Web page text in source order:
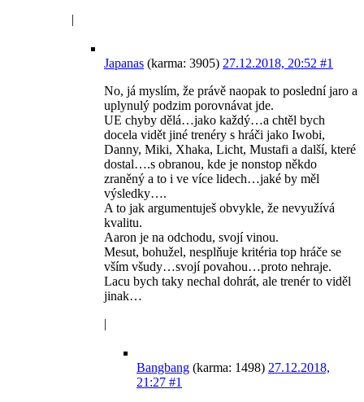
|
Japanas (karma: 3905) 27.12.2018, 20:52 #1
No, já myslím, že právě naopak to poslední jaro a
uplynulý podzim porovnávat jde.
UE chyby dělá…jako každý…a chtěl bych
docela vidět jiné trenéry s hráči jako Iwobi,
Danny, Miki, Xhaka, Licht, Mustafi a další, které
dostal….s obranou, kde je nonstop někdo
zraněný a to i ve více lidech…jaké by měl
výsledky….
A to jak argumentuješ obvykle, že nevyužívá
kvalitu.
Aaron je na odchodu, svojí vinou.
Mesut, bohužel, nesplňuje kritéria top hráče se
vším všudy…svojí povahou…proto nehraje.
Lacu bych taky nechal dohrát, ale trenér to viděl
jinak…
|
Bangbang (karma: 1498) 27.12.2018,
21:27 #1